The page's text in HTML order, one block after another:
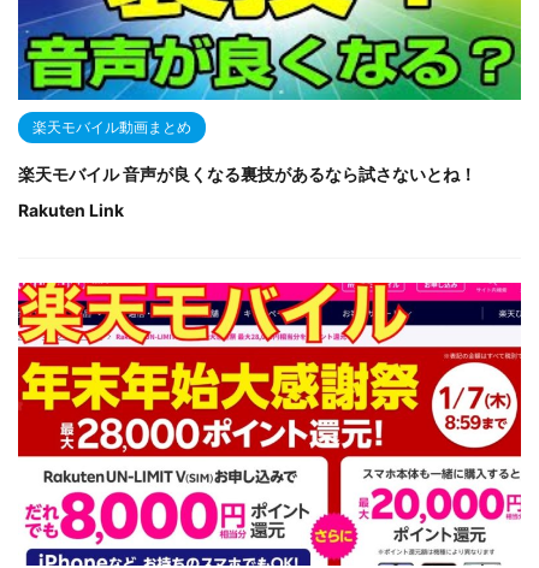
楽天モバイル動画まとめ
楽天モバイル 音声が良くなる裏技があるなら試さないとね！
Rakuten Link